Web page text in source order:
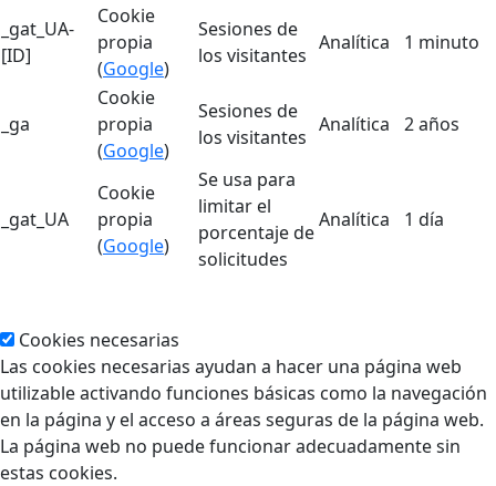
_gat_UA-
[ID]
Cookie
propia
(Google)
Sesiones de
los visitantes
Analítica 1 minuto
_ga
Cookie
propia
(Google)
Sesiones de
los visitantes
Analítica 2 años
_gat_UA
Cookie
propia
(Google)
Se usa para
limitar el
porcentaje de
solicitudes
Analítica 1 día
Cookies necesarias
Las cookies necesarias ayudan a hacer una página web
utilizable activando funciones básicas como la navegación
en la página y el acceso a áreas seguras de la página web.
La página web no puede funcionar adecuadamente sin
estas cookies.